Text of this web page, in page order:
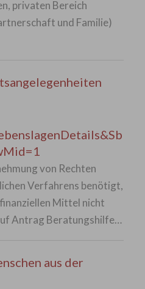
privaten Bereich
und Familie)
von Rechten
Verfahrens benötigt,
Mittel nicht
Antrag Beratungshilfe…
aus der